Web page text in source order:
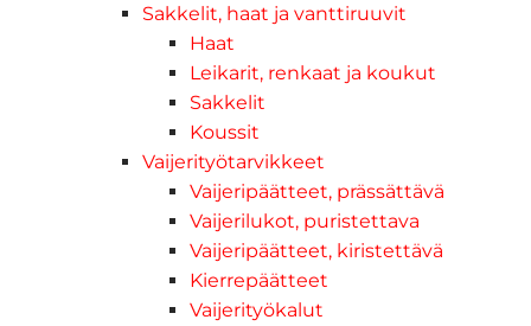
Sakkelit, haat ja vanttiruuvit
Haat
Leikarit, renkaat ja koukut
Sakkelit
Koussit
Vaijerityötarvikkeet
Vaijeripäätteet, prässättävä
Vaijerilukot, puristettava
Vaijeripäätteet, kiristettävä
Kierrepäätteet
Vaijerityökalut